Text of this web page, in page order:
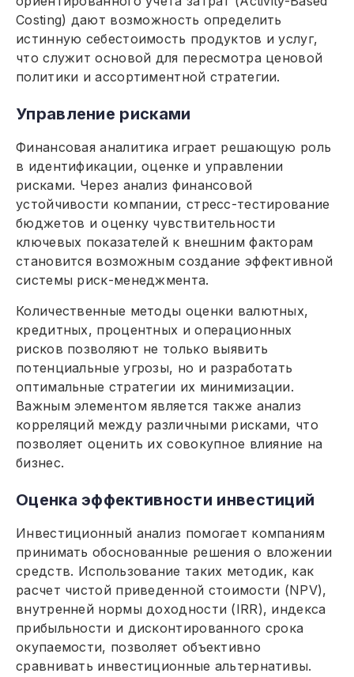
Costing) дают возможность определить
истинную себестоимость продуктов и услуг,
что служит основой для пересмотра ценовой
политики и ассортиментной стратегии.
Управление рисками
Финансовая аналитика играет решающую роль
в идентификации, оценке и управлении
рисками. Через анализ финансовой
устойчивости компании, стресс-тестирование
бюджетов и оценку чувствительности
ключевых показателей к внешним факторам
становится возможным создание эффективной
системы риск-менеджмента.
Количественные методы оценки валютных,
кредитных, процентных и операционных
рисков позволяют не только выявить
потенциальные угрозы, но и разработать
оптимальные стратегии их минимизации.
Важным элементом является также анализ
корреляций между различными рисками, что
позволяет оценить их совокупное влияние на
бизнес.
Оценка эффективности инвестиций
Инвестиционный анализ помогает компаниям
принимать обоснованные решения о вложении
средств. Использование таких методик, как
расчет чистой приведенной стоимости (NPV),
внутренней нормы доходности (IRR), индекса
прибыльности и дисконтированного срока
окупаемости, позволяет объективно
сравнивать инвестиционные альтернативы.